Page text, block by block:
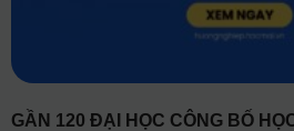
GẦN 120 ĐẠI HỌC CÔNG BỐ